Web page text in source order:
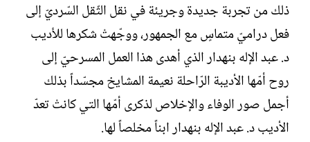
ذلك من تجربة جديدة وجريئة في نقل الثّقل السّرديّ إلى
فعل دراميّ متماسٍ مع الجمهور، ووجّهتْ شكرها للأديب
د. عبد الإله بنهدار الذي أهدى هذا العمل المسرحيّ إلى
روح أمّها الأديبة الرّاحلة نعيمة المشايخ مجسّداً بذلك
أجمل صور الوفاء والإخلاص لذكرى أمّها التي كانتْ تعدّ
الأديب د. عبد الإله بنهدار ابناً مخلصاً لها.